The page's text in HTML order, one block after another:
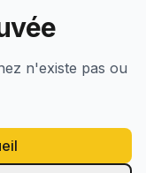
n'existe pas ou